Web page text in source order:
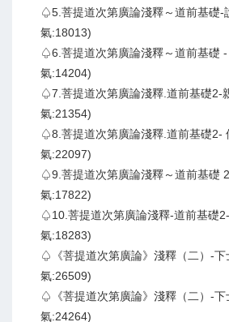
♤5.菩提道次第廣論淺釋～道前基礎-
氣:18013)
♤6.菩提道次第廣論淺釋～道前基礎
氣:14204)
♤7.菩提道次第廣論淺釋.道前基礎2-
氣:21354)
♤8.菩提道次第廣論淺釋.道前基礎2-
氣:22097)
♤9.菩提道次第廣論淺釋～道前基礎
氣:17822)
♤10.菩提道次第廣論淺釋-道前基礎
氣:18283)
♤《菩提道次第廣論》淺釋（二）-
氣:26509)
♤《菩提道次第廣論》淺釋（二）-
氣:24264)